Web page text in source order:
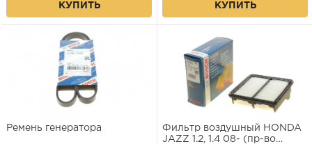
КУПИТЬ КУПИТЬ
Ремень генератора
Фильтр воздушный HONDA
JAZZ 1.2, 1.4 08- (пр-во